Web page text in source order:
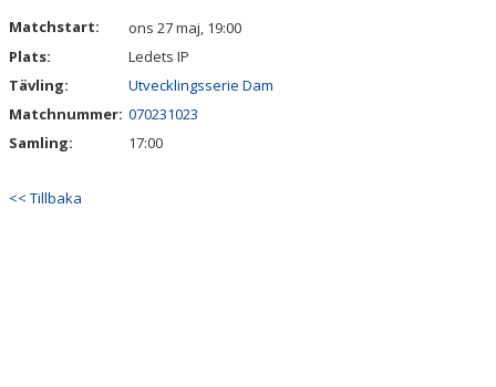
MATCHER
Matchstart:
ons 27 maj, 19:00
Plats:
Ledets IP
Tävling:
Utvecklingsserie Dam
Matchnummer: 070231023
Samling:
17:00
<< Tillbaka